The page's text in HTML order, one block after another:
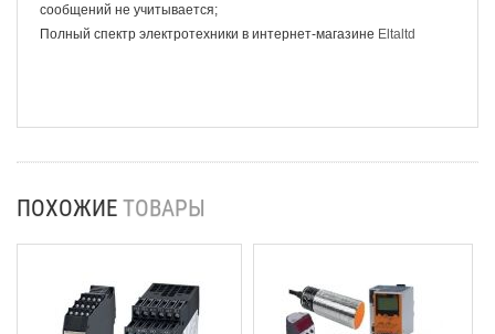
сообщений не учитывается;
Полный спектр электротехники в интернет-магазине Eltaltd
ПОХОЖИЕ ТОВАРЫ